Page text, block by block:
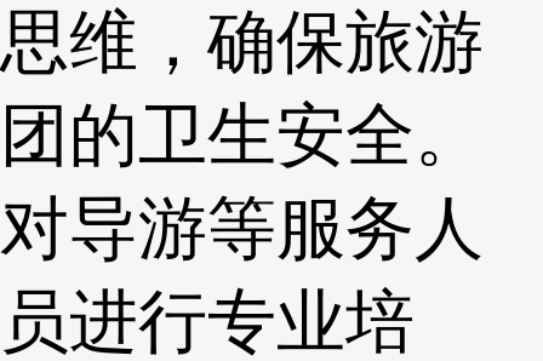
思维，确保旅游
团的卫生安全。
对导游等服务人
员进行专业培